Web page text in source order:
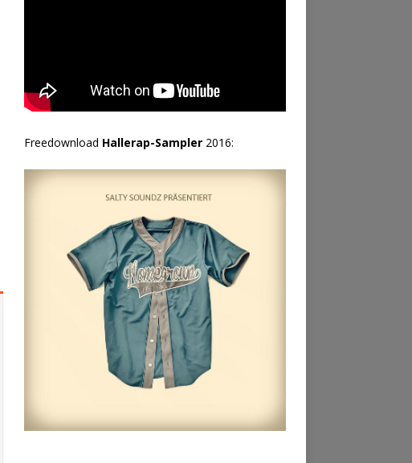
Freedownload Hallerap-Sampler2016: